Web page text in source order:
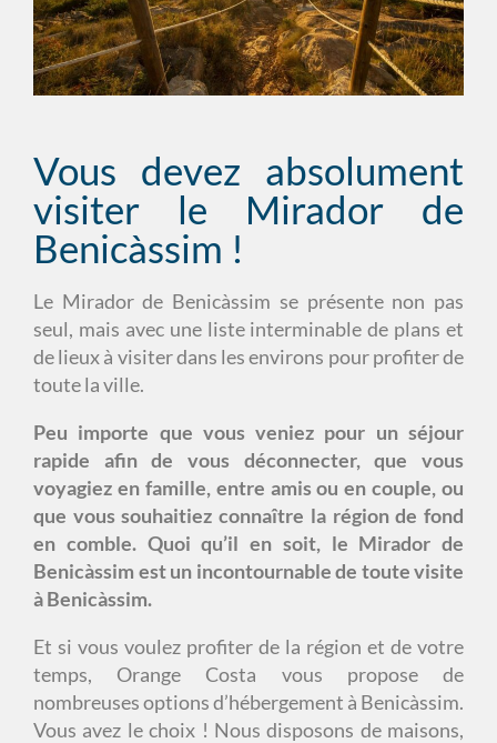
Vous devez absolument
visiter le Mirador de
Benicàssim !
Le Mirador de Benicàssim se présente non pas
seul, mais avec une liste interminable de plans et
de lieux à visiter dans les environs pour profiter de
toute la ville.
Peu importe que vous veniez pour un séjour
rapide afin de vous déconnecter, que vous
voyagiez en famille, entre amis ou en couple, ou
que vous souhaitiez connaître la région de fond
en comble. Quoi qu’il en soit, le Mirador de
Benicàssim est un incontournable de toute visite
à Benicàssim.
Et si vous voulez profiter de la région et de votre
temps, Orange Costa vous propose de
nombreuses options d’hébergement à Benicàssim.
Vous avez le choix ! Nous disposons de maisons,